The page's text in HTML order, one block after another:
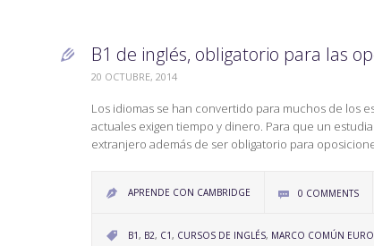
 B1 de inglés, obligatorio para las
20 OCTUBRE, 2014
Los idiomas se han convertido para muchos de los
actuales exigen tiempo y dinero. Para que un
extranjero además de ser obligatorio para
 APRENDE CON CAMBRIDGE  0 COMMENTS
 CATEGORY
B1, B2, C1, CURSOS DE INGLÉS, MARCO COMÚN